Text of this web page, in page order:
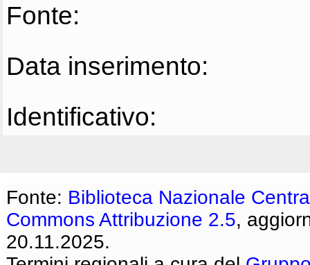
Fonte:
Data inserimento:
Identificativo:
Fonte: Biblioteca Nazionale
Commons Attribuzione 2.5,
20.11.2025.